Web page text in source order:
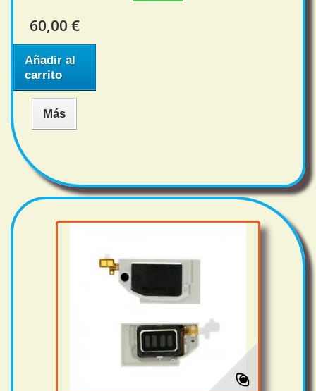
60,00 €
Añadir al
carrito
Más